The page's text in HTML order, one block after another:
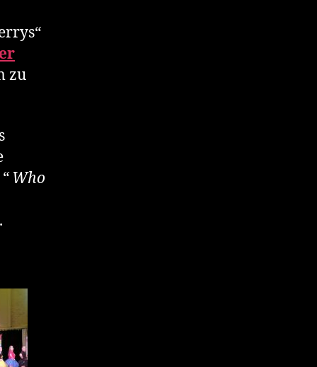
zu
“ Who